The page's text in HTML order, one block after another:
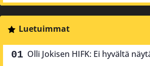
Luetuimmat
Olli Jokisen HIFK: Ei hyvältä